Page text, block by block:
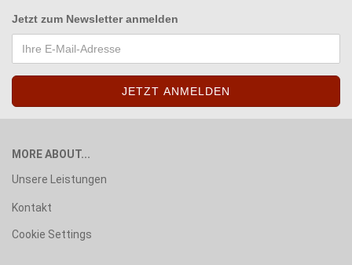
Jetzt zum Newsletter anmelden
MORE ABOUT...
Unsere Leistungen
Kontakt
Cookie Settings